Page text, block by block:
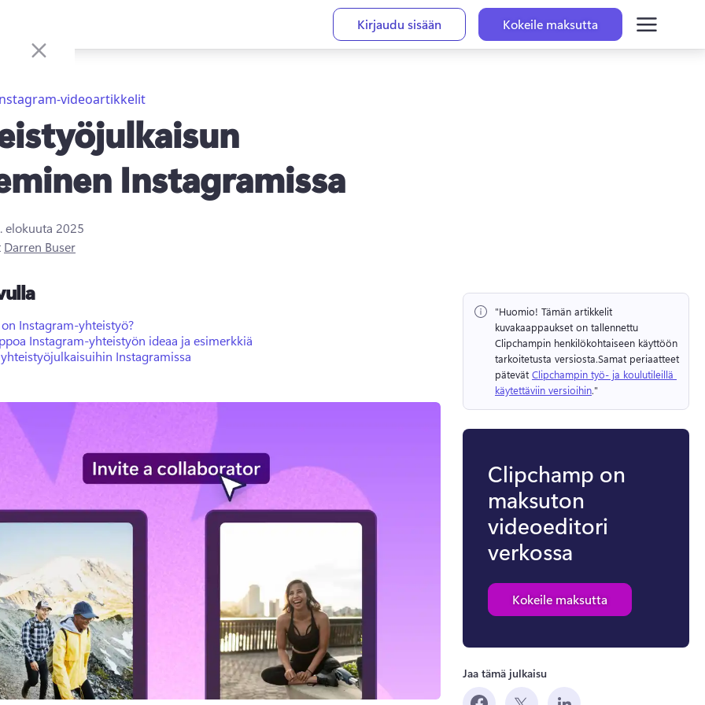
Kirjaudu sisään Kokeile maksutta
videoartikkelit
Instagramissa
elokuuta 2025
Darren Buser
Instagram-yhteistyö?
Instagram-yhteistyön ideaa ja esimerkkiä
Instagramissa
"Huomio! Tämän artikkelit
kuvakaappaukset on tallennettu
Clipchampin henkilökohtaiseen käyttöön
tarkoitetusta versiosta.Samat periaatteet
pätevät Clipchampin työ- ja koulutileillä
käytettäviin versioihin."
Clipchamp on
maksuton
videoeditori
verkossa
Kokeile maksutta
Jaa tämä julkaisu